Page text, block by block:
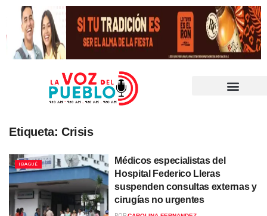
Etiqueta: Crisis
IBAGUÉ
Médicos especialistas del
Hospital Federico Lleras
suspenden consultas externas y
cirugías no urgentes